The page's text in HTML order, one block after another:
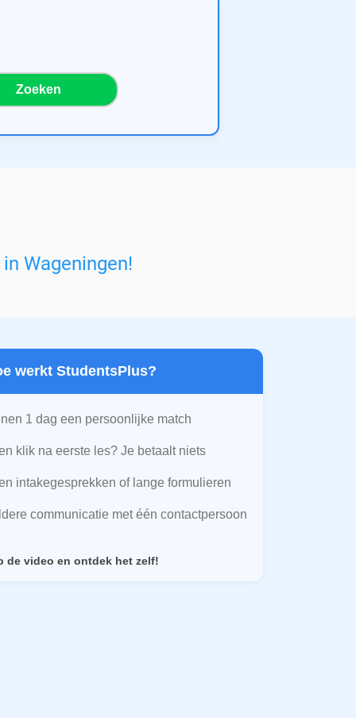
Zoeken
Wageningen!
werkt StudentsPlus?
1 dag een persoonlijke match
klik na eerste les? Je betaalt niets
intakegesprekken of lange formulieren
communicatie met één contactpersoon
de video en ontdek het zelf!